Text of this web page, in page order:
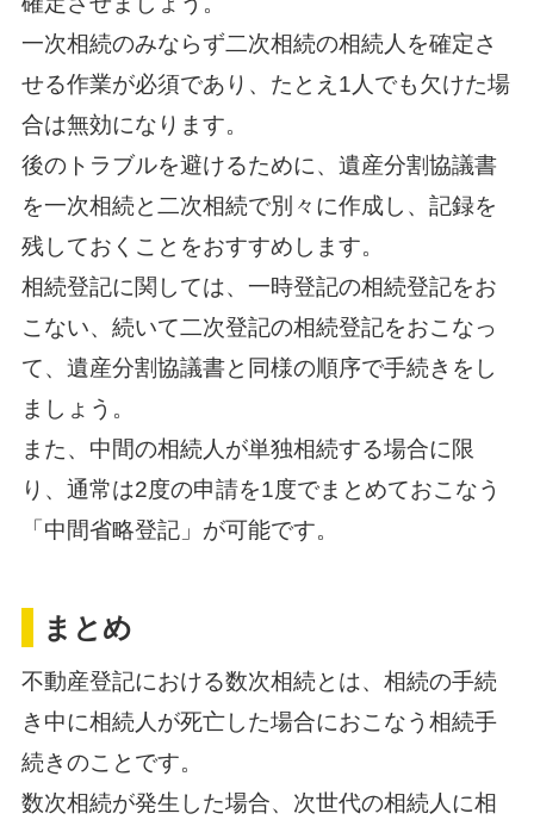
一次相続のみならず二次相続の相続人を確定さ
せる作業が必須であり、たとえ1人でも欠けた場
合は無効になります。
後のトラブルを避けるために、遺産分割協議書
を一次相続と二次相続で別々に作成し、記録を
残しておくことをおすすめします。
相続登記に関しては、一時登記の相続登記をお
こない、続いて二次登記の相続登記をおこなっ
て、遺産分割協議書と同様の順序で手続きをし
ましょう。
また、中間の相続人が単独相続する場合に限
り、通常は2度の申請を1度でまとめておこなう
「中間省略登記」が可能です。
まとめ
不動産登記における数次相続とは、相続の手続
き中に相続人が死亡した場合におこなう相続手
続きのことです。
数次相続が発生した場合、次世代の相続人に相